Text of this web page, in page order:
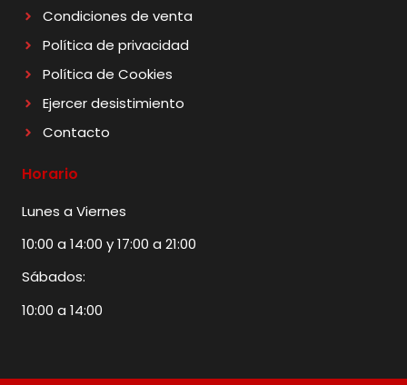
Condiciones de venta
Política de privacidad
Política de Cookies
Ejercer desistimiento
Contacto
Horario
Lunes a Viernes
10:00 a 14:00 y 17:00 a 21:00
Sábados:
10:00 a 14:00